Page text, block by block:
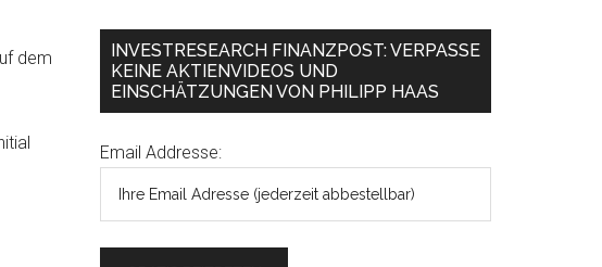
dem
INVESTRESEARCH FINANZPOST: VERPASSE
KEINE AKTIENVIDEOS UND
EINSCHÄTZUNGEN VON PHILIPP HAAS
Email Addresse: